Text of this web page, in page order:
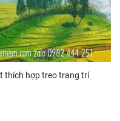
thích hợp treo trang trí